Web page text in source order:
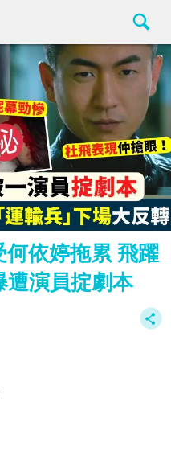
依婷拖累 飛躍
遭演員掟劇本